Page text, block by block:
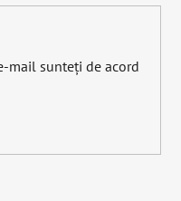
mail sunteți de acord